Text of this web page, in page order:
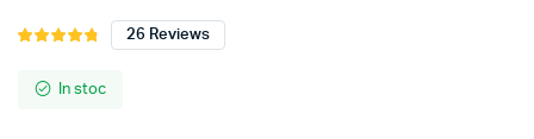
Punga,
Sobranie
1kg
Evaluat
5 pe baza
26 Reviews
In stoc